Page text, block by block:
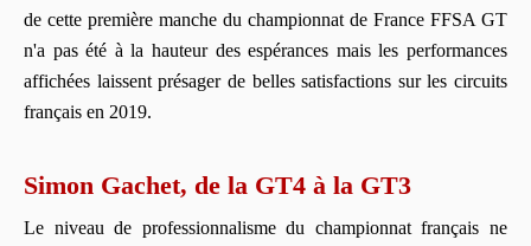
de cette première manche du championnat de France FFSA GT
n'a pas été à la hauteur des espérances mais les performances
affichées laissent présager de belles satisfactions sur les circuits
français en 2019.
Simon Gachet, de la GT4 à la GT3
Le niveau de professionnalisme du championnat français ne